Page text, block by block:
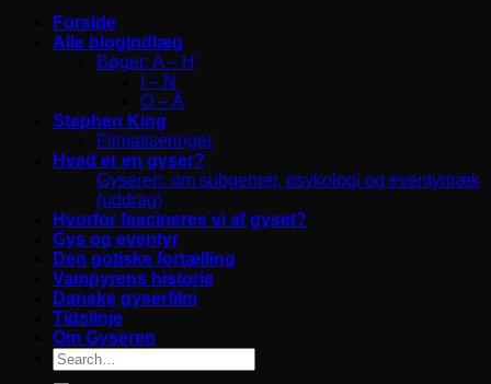
Forside
Alle blogindlæg
Bøger: A – H
I – N
O – Å
Stephen King
Filmatiseringer
Hvad er en gyser?
Gyseren: om subgenrer, psykologi og eventyrtræk
(uddrag)
Hvorfor fascineres vi af gyset?
Gys og eventyr
Den gotiske fortælling
Vampyrens historie
Danske gyserfilm
Tidslinje
Om Gyseren